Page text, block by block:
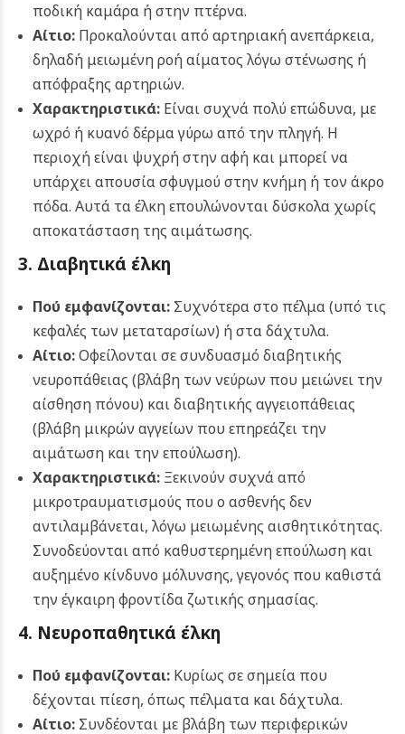
ποδική καμάρα ή στην πτέρνα.
Αίτιο:Προκαλούνται από αρτηριακή ανεπάρκεια,
δηλαδή μειωμένη ροή αίματος λόγω στένωσης ή
απόφραξης αρτηριών.
Χαρακτηριστικά:Είναι συχνά πολύ επώδυνα, με
ωχρό ή κυανό δέρμα γύρω από την πληγή. Η
περιοχή είναι ψυχρή στην αφή και μπορεί να
υπάρχει απουσία σφυγμού στην κνήμη ή τον άκρο
πόδα. Αυτά τα έλκη επουλώνονται δύσκολα χωρίς
αποκατάσταση της αιμάτωσης.
3. Διαβητικά έλκη
Πού εμφανίζονται:Συχνότερα στο πέλμα (υπό τις
κεφαλές των μεταταρσίων) ή στα δάχτυλα.
Αίτιο:Οφείλονται σε συνδυασμό διαβητικής
νευροπάθειας (βλάβη των νεύρων που μειώνει την
αίσθηση πόνου) και διαβητικής αγγειοπάθειας
(βλάβη μικρών αγγείων που επηρεάζει την
αιμάτωση και την επούλωση).
Χαρακτηριστικά:Ξεκινούν συχνά από
μικροτραυματισμούς που ο ασθενής δεν
αντιλαμβάνεται, λόγω μειωμένης αισθητικότητας.
Συνοδεύονται από καθυστερημένη επούλωση και
αυξημένο κίνδυνο μόλυνσης, γεγονός που καθιστά
την έγκαιρη φροντίδα ζωτικής σημασίας.
4. Νευροπαθητικά έλκη
Πού εμφανίζονται:Κυρίως σε σημεία που
δέχονται πίεση, όπως πέλματα και δάχτυλα.
Αίτιο:Συνδέονται με βλάβη των περιφερικών